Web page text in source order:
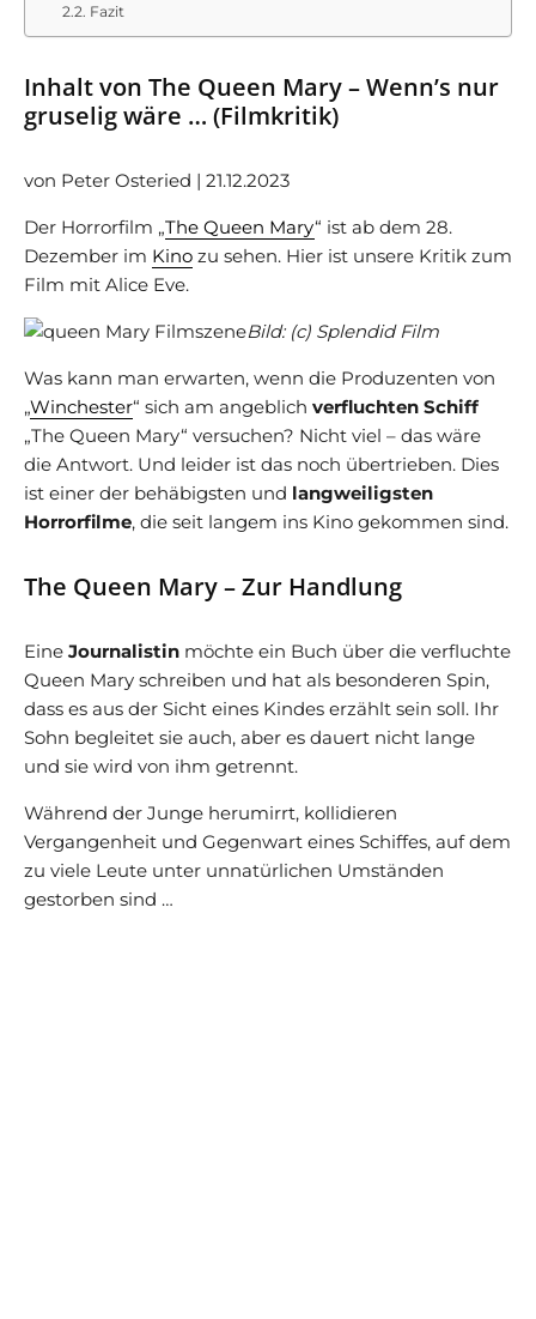
Fazit
Inhalt von The Queen Mary – Wenn’s nur
gruselig wäre … (Filmkritik)
von Peter Osteried | 21.12.2023
Der Horrorfilm „The Queen Mary“ ist ab dem 28.
Dezember im Kino zu sehen. Hier ist unsere Kritik zum
Film mit Alice Eve.
Bild: (c) Splendid Film
Was kann man erwarten, wenn die Produzenten von
„Winchester“ sich am angeblich verfluchten Schiff
„The Queen Mary“ versuchen? Nicht viel – das wäre
die Antwort. Und leider ist das noch übertrieben. Dies
ist einer der behäbigsten und langweiligsten
Horrorfilme, die seit langem ins Kino gekommen sind.
The Queen Mary – Zur Handlung
Eine Journalistin möchte ein Buch über die verfluchte
Queen Mary schreiben und hat als besonderen Spin,
dass es aus der Sicht eines Kindes erzählt sein soll. Ihr
Sohn begleitet sie auch, aber es dauert nicht lange
und sie wird von ihm getrennt.
Während der Junge herumirrt, kollidieren
Vergangenheit und Gegenwart eines Schiffes, auf dem
zu viele Leute unter unnatürlichen Umständen
gestorben sind …